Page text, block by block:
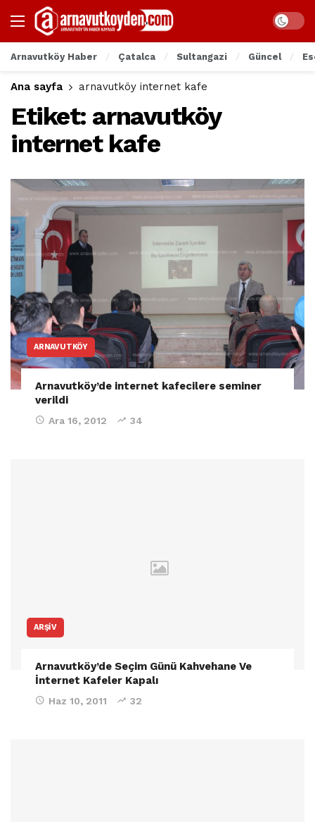
Arnavutköy Haber Çatalca Sultangazi Güncel
Ana sayfa arnavutköy internet kafe
Etiket: arnavutköy
internet kafe
ARNAVUTKÖY
Arnavutköy’de internet kafecilere seminer
verildi
Ara 16, 2012 34
ARŞIV
Arnavutköy’de Seçim Günü Kahvehane Ve
İnternet Kafeler Kapalı
Haz 10, 2011 32